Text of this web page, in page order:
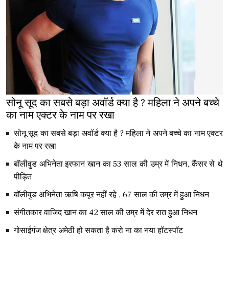
सोनू सूद का सबसे बड़ा अवॉर्ड क्या है ? महिला ने अपने बच्चे
का नाम एक्टर के नाम पर रखा
सोनू सूद का सबसे बड़ा अवॉर्ड क्या है ? महिला ने अपने बच्चे का नाम एक्टर
के नाम पर रखा
बॉलीवुड अभिनेता इरफान खान का 53 साल की उम्र में निधन, कैंसर से थे
पीड़ित
बॉलीवुड अभिनेता ऋषि कपूर नहीं रहे , 67 साल की उम्र में हुआ निधन
संगीतकार वाजिद खान का 42 साल की उम्र में देर रात हुआ निधन
गोसाईगंज क्षेत्र अमेठी हो सकता है करो ना का नया हॉटस्पॉट